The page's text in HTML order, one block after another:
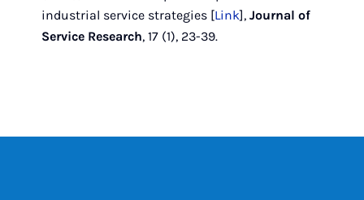
industrial service strategies [Link],Journal of
Service Research, 17 (1), 23-39.